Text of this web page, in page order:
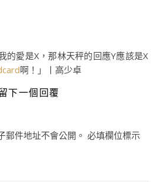
的愛是X，那林天秤的回應Y應該是X
啊！」丨高少卓
下一個回覆
郵件地址不會公開。 必填欄位標示